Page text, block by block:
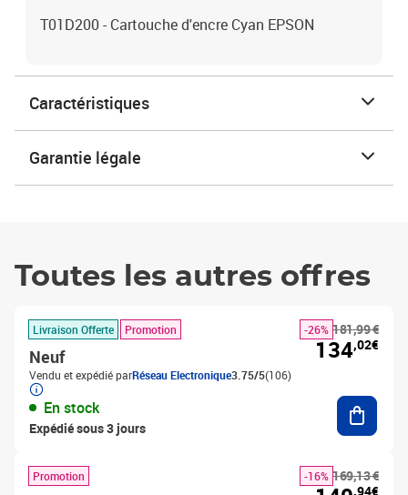
T01D200 - Cartouche d'encre Cyan EPSON
Caractéristiques
Garantie légale
Toutes les autres offres
Livraison Offerte Promotion
Neuf
Vendu et expédié parRéseau Electronique3.75/5(106)
En stock
Expédié sous 3 jours
181,99 €
-26%
134,02€
Promotion 169,13 €
-16%
,94€